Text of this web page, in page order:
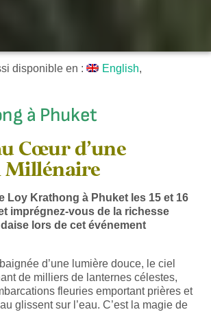
disponible en :
English
à Phuket
Cœur d’une
Millénaire
Loy Krathong à Phuket les 15 et 16
imprégnez-vous de la richesse
lors de cet événement
d’une lumière douce, le ciel
de milliers de lanternes célestes,
fleuries emportant prières et
glissent sur l’eau. C’est la magie de